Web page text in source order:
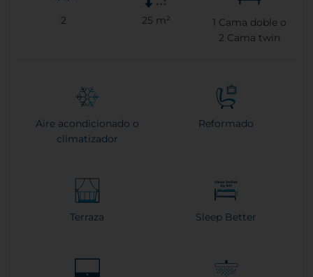
2 25 m² 1 Cama doble o
2 Cama twin
Aire acondicionado o
climatizador
Reformado
Terraza Sleep Better